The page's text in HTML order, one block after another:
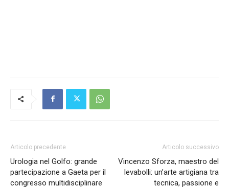
Articolo precedente
Urologia nel Golfo: grande
partecipazione a Gaeta per il
congresso multidisciplinare
Articolo successivo
Vincenzo Sforza, maestro del
levabolli: un’arte artigiana tra
tecnica, passione e